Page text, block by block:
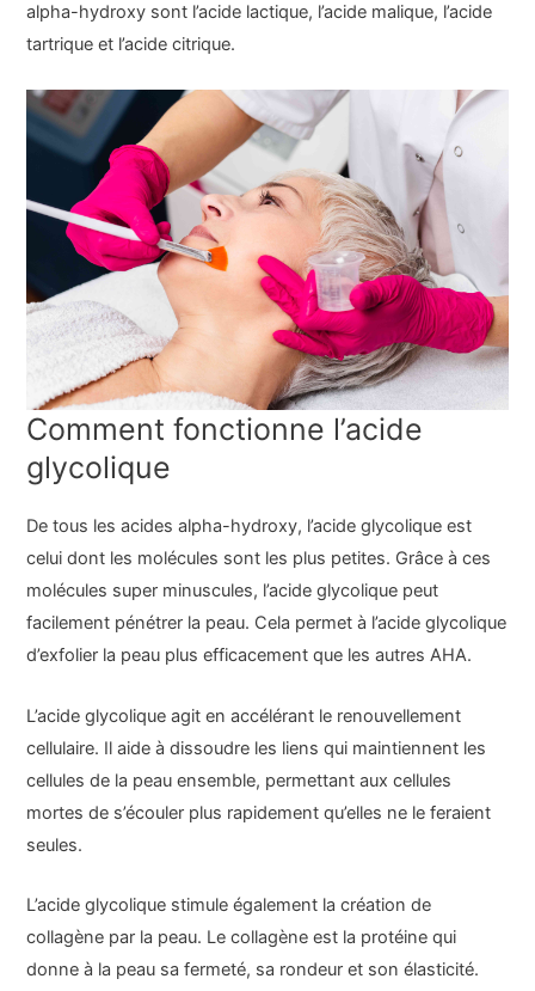
alpha-hydroxy sont l’acide lactique, l’acide malique, l’acide
tartrique et l’acide citrique.
Comment fonctionne l’acide
glycolique
De tous les acides alpha-hydroxy, l’acide glycolique est
celui dont les molécules sont les plus petites. Grâce à ces
molécules super minuscules, l’acide glycolique peut
facilement pénétrer la peau. Cela permet à l’acide glycolique
d’exfolier la peau plus efficacement que les autres AHA.
L’acide glycolique agit en accélérant le renouvellement
cellulaire. Il aide à dissoudre les liens qui maintiennent les
cellules de la peau ensemble, permettant aux cellules
mortes de s’écouler plus rapidement qu’elles ne le feraient
seules.
L’acide glycolique stimule également la création de
collagène par la peau. Le collagène est la protéine qui
donne à la peau sa fermeté, sa rondeur et son élasticité.